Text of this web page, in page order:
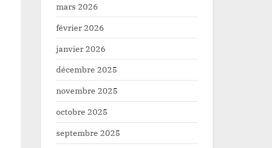
mars 2026
février 2026
janvier 2026
décembre 2025
novembre 2025
octobre 2025
septembre 2025